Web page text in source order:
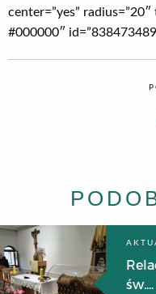
center=”yes”
#000000″
św....